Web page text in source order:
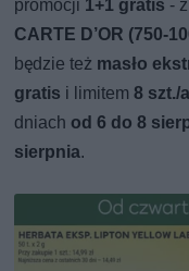
promocji 1+1 gratis -
CARTE D’OR (750-
będzie też masło
gratis i limitem8 szt./
dniach od 6 do 8
sierpnia.